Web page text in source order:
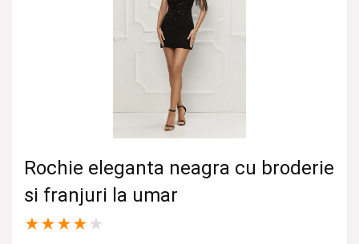
Rochie eleganta neagra cu broderie
si franjuri la umar
★★★★ ★